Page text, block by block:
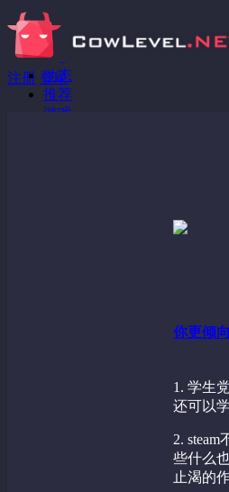
注册 登录
动态
推荐
游戏
你更倾
1. 学生
还可以
2.
些什么
止渴的